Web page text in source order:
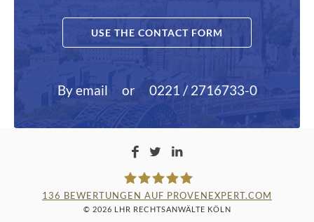
USE THE CONTACT FORM
By email or 0221 / 2716733-0
136 BEWERTUNGEN AUF PROVENEXPERT.COM
© 2026 LHR RECHTSANWÄLTE KÖLN